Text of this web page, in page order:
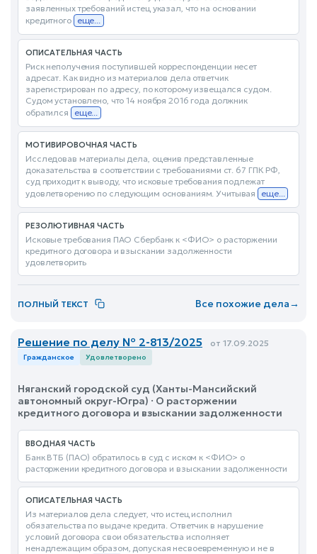
заявленных требований истец указал, что на основании
кредитного еще...
ОПИСАТЕЛЬНАЯ ЧАСТЬ
Риск неполучения поступившей корреспонденции несет
адресат. Как видно из материалов дела ответчик
зарегистрирован по адресу, по которому извещался судом.
Судом установлено, что 14 ноября 2016 года должник
обратился
еще...
МОТИВИРОВОЧНАЯ ЧАСТЬ
Исследовав материалы дела, оценив представленные
доказательства в соответствии с требованиями ст. 67 ГПК РФ,
суд приходит к выводу, что исковые требования подлежат
удовлетворению по следующим основаниям. Учитывая еще...
РЕЗОЛЮТИВНАЯ ЧАСТЬ
Исковые требования ПАО Сбербанк к <ФИО> о расторжении
кредитного договора и взыскании задолженности
удовлетворить
ПОЛНЫЙ ТЕКСТ Все похожие дела→
Решение по делу № 2-813/2025 от 17.09.2025
Гражданское Удовлетворено
Няганский городской суд (Ханты-Мансийский
автономный округ-Югра) · О расторжении
кредитного договора и взыскании задолженности
ВВОДНАЯ ЧАСТЬ
Банк ВТБ (ПАО) обратилось в суд с иском к <ФИО> о
расторжении кредитного договора и взыскании задолженности
ОПИСАТЕЛЬНАЯ ЧАСТЬ
Из материалов дела следует, что истец исполнил
обязательства по выдаче кредита. Ответчик в нарушение
условий договора свои обязательства исполняет
ненадлежащим образом, допуская несвоевременную и не в